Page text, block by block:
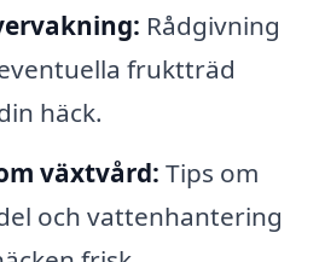
Rådgivning
fruktträd
häck.
växtvård: Tips om
och vattenhantering